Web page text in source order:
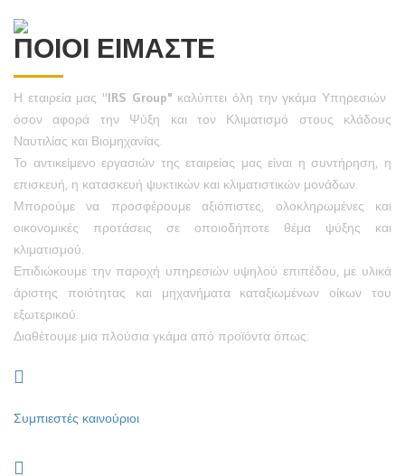
ΠΟΙΟΙ ΕΙΜΑΣΤΕ
Η εταιρεία μας "IRS Group" καλύπτει όλη την γκάμα Υπηρεσιών
όσον αφορά την Ψύξη και τον Κλιματισμό στους κλάδους
Ναυτιλίας και Βιομηχανίας.
Το αντικείμενο εργασιών της εταιρείας μας είναι η συντήρηση, η
επισκευή, η κατασκευή ψυκτικών και κλιματιστικών μονάδων.
Μπορούμε να προσφέρουμε αξιόπιστες, ολοκληρωμένες και
οικονομικές προτάσεις σε οποιοδήποτε θέμα ψύξης και
κλιματισμού.
Επιδιώκουμε την παροχή υπηρεσιών υψηλού επιπέδου, με υλικά
άριστης ποιότητας και μηχανήματα καταξιωμένων οίκων του
εξωτερικού.
Διαθέτουμε μια πλούσια γκάμα από προϊόντα όπως:
Συμπιεστές καινούριοι